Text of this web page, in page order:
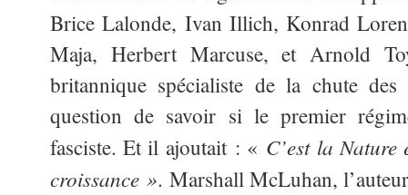
Brice Lalonde, Ivan Illich, Konrad
Maja, Herbert Marcuse, et Arnold
britannique spécialiste de la chute
question de savoir si le premier
fasciste. Et il ajoutait : « C’est la
croissance ». Marshall McLuhan,